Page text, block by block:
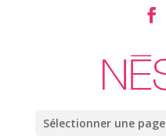
Sélectionner une page